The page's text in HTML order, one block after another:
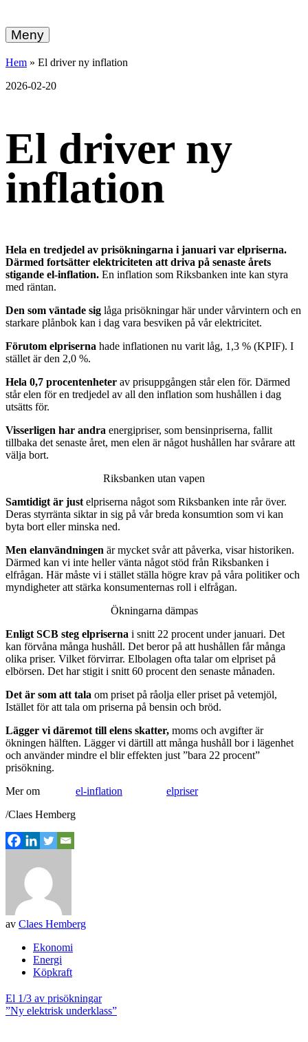
vidare
till
energi
+
Meny
Hem » El driver ny inflation
2026-02-20
El driver ny
inflation
Hela en tredjedel av prisökningarna i januari var elpriserna.
Därmed fortsätter elektriciteten att driva på senaste årets
stigande el-inflation. En inflation som Riksbanken inte kan styra
med räntan.
Den som väntade sig låga prisökningar här under vårvintern och en
starkare plånbok kan i dag vara besviken på vår elektricitet.
Förutom elpriserna hade inflationen nu varit låg, 1,3 % (KPIF). I
stället är den 2,0 %.
Hela 0,7 procentenheter av prisuppgången står elen för. Därmed
står elen för en tredjedel av all den inflation som hushållen i dag
utsätts för.
Visserligen har andra energipriser, som bensinpriserna, fallit
tillbaka det senaste året, men elen är något hushållen har svårare att
välja bort.
Riksbanken utan vapen
Samtidigt är just elpriserna något som Riksbanken inte rår över.
Deras styrränta siktar in sig på vår breda konsumtion som vi kan
byta bort eller minska ned.
Men elanvändningen är mycket svår att påverka, visar historiken.
Därmed kan vi inte heller vänta något stöd från Riksbanken i
elfrågan. Här måste vi i stället ställa högre krav på våra politiker och
myndigheter att stärka konsumenternas roll i elfrågan.
Ökningarna dämpas
Enligt SCB steg elpriserna i snitt 22 procent under januari. Det
kan förvåna många hushåll. Det beror på att hushållen får många
olika priser. Vilket förvirrar. Elbolagen ofta talar om elpriset på
elbörsen. Det har stigit i snitt 60 procent den senaste månaden.
Det är som att tala om priset på råolja eller priset på vetemjöl,
Istället för att tala om priserna på bensin och bröd.
Lägger vi däremot till elens skatter, moms och avgifter är
ökningen hälften. Lägger vi därtill att många hushåll bor i lägenhet
och använder mindre el blir effekten just ”bara 22 procent”
prisökning.
Mer om el-inflation
elpriser
/Claes Hemberg
av Claes Hemberg
Ekonomi
Energi
Köpkraft
Inläggsnavigering
El 1/3 av prisökningar
”Ny elektrisk underklass”